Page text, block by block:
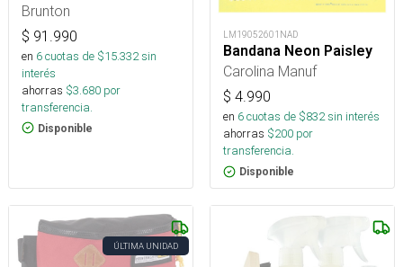
Brunton
$ 91.990
en 6cuotas de $15.332sin
interés
ahorras $3.680 por
transferencia.
Disponible
LM19052601NAD
Bandana Neon Paisley
Carolina Manuf
$ 4.990
en 6cuotas de $832sin interés
ahorras $200 por
transferencia.
Disponible
ÚLTIMA UNIDAD